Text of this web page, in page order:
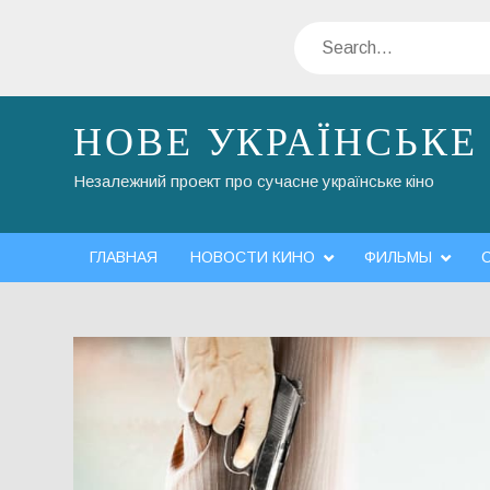
Search
НОВЕ УКРАЇНСЬКЕ
Незалежний проект про сучасне українське кіно
ГЛАВНАЯ НОВОСТИ КИНО ФИЛЬМЫ